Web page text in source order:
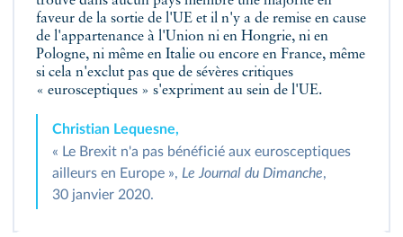
faveur de la sortie de l'UE et il n'y a de remise en cause
de l'appartenance à l'Union ni en Hongrie, ni en
Pologne, ni même en Italie ou encore en France, même
si cela n'exclut pas que de sévères critiques
« eurosceptiques » s'expriment au sein de l'UE.
Christian Lequesne,
« Le Brexit n'a pas bénéficié aux eurosceptiques
ailleurs en Europe », Le Journal du Dimanche,
30 janvier 2020.